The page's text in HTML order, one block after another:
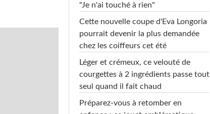
"Je n'ai touché à rien"
Cette nouvelle coupe d'Eva Longoria
pourrait devenir la plus demandée
chez les coiffeurs cet été
Léger et crémeux, ce velouté de
courgettes à 2 ingrédients passe tout
seul quand il fait chaud
Préparez-vous à retomber en